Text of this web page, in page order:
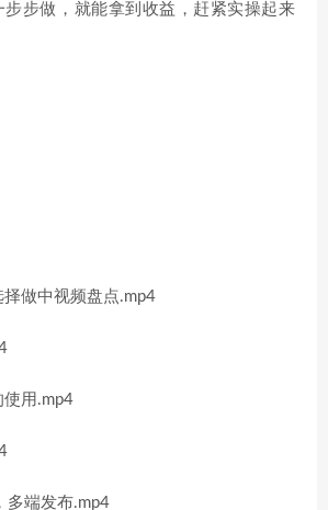
步步做，就能拿到收益，赶紧实操起来
做中视频盘点.mp4
用.mp4
多端发布.mp4